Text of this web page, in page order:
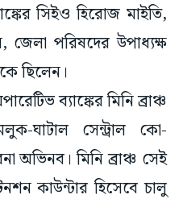
সিইও হিরোজ মাইতি,
পরিষদের উপাধ্যক্ষ
ছিলেন।
ব্যাঙ্কের মিনি ব্রাঞ্চ
ঘাটাল সেন্ট্রাল কো-
অভিনব। মিনি ব্রাঞ্চ সেই
কাউন্টার হিসেবে চালু